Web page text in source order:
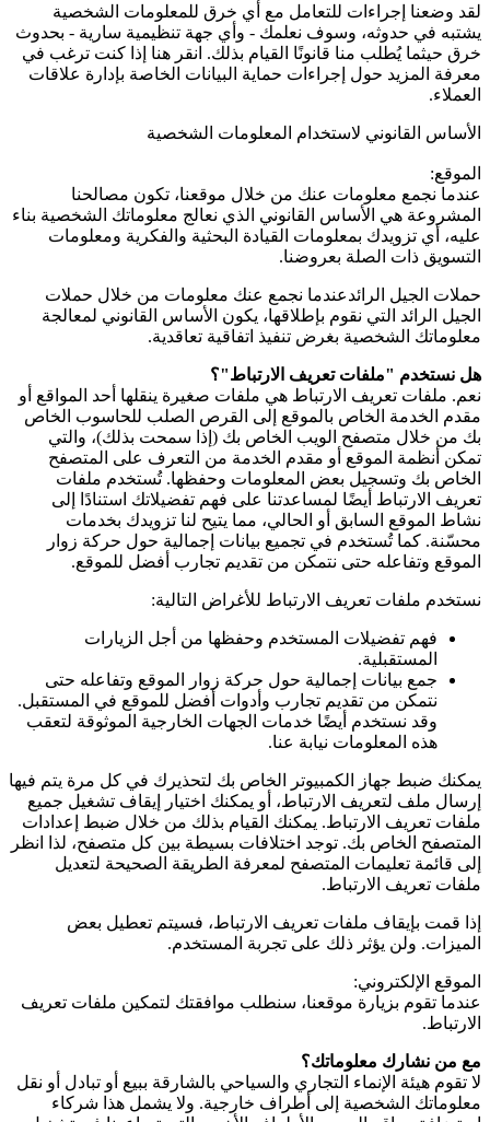
لقد وضعنا إجراءات للتعامل مع أي خرق للمعلومات الشخصية
يشتبه في حدوثه، وسوف نعلمك - وأي جهة تنظيمية سارية - بحدوث
خرق حيثما يُطلب منا قانونًا القيام بذلك. انقر هنا إذا كنت ترغب في
معرفة المزيد حول إجراءات حماية البيانات الخاصة بإدارة علاقات
العملاء.
الأساس القانوني لاستخدام المعلومات الشخصية
الموقع:
عندما نجمع معلومات عنك من خلال موقعنا، تكون مصالحنا
المشروعة هي الأساس القانوني الذي نعالج معلوماتك الشخصية بناء
عليه، أي تزويدك بمعلومات القيادة البحثية والفكرية ومعلومات
التسويق ذات الصلة بعروضنا.
حملات الجيل الرائدعندما نجمع عنك معلومات من خلال حملات
الجيل الرائد التي نقوم بإطلاقها، يكون الأساس القانوني لمعالجة
معلوماتك الشخصية بغرض تنفيذ اتفاقية تعاقدية.
هل نستخدم "ملفات تعريف الارتباط"؟
نعم. ملفات تعريف الارتباط هي ملفات صغيرة ينقلها أحد المواقع أو
مقدم الخدمة الخاص بالموقع إلى القرص الصلب للحاسوب الخاص
بك من خلال متصفح الويب الخاص بك (إذا سمحت بذلك)، والتي
تمكن أنظمة الموقع أو مقدم الخدمة من التعرف على المتصفح
الخاص بك وتسجيل بعض المعلومات وحفظها. تُستخدم ملفات
تعريف الارتباط أيضًا لمساعدتنا على فهم تفضيلاتك استنادًا إلى
نشاط الموقع السابق أو الحالي، مما يتيح لنا تزويدك بخدمات
محسّنة. كما تُستخدم في تجميع بيانات إجمالية حول حركة زوار
الموقع وتفاعله حتى نتمكن من تقديم تجارب أفضل للموقع.
نستخدم ملفات تعريف الارتباط للأغراض التالية:
فهم تفضيلات المستخدم وحفظها من أجل الزيارات
المستقبلية.
جمع بيانات إجمالية حول حركة زوار الموقع وتفاعله حتى
نتمكن من تقديم تجارب وأدوات أفضل للموقع في المستقبل.
وقد نستخدم أيضًا خدمات الجهات الخارجية الموثوقة لتعقب
هذه المعلومات نيابة عنا.
يمكنك ضبط جهاز الكمبيوتر الخاص بك لتحذيرك في كل مرة يتم فيها
إرسال ملف لتعريف الارتباط، أو يمكنك اختيار إيقاف تشغيل جميع
ملفات تعريف الارتباط. يمكنك القيام بذلك من خلال ضبط إعدادات
المتصفح الخاص بك. توجد اختلافات بسيطة بين كل متصفح، لذا انظر
إلى قائمة تعليمات المتصفح لمعرفة الطريقة الصحيحة لتعديل
ملفات تعريف الارتباط.
إذا قمت بإيقاف ملفات تعريف الارتباط، فسيتم تعطيل بعض
الميزات. ولن يؤثر ذلك على تجربة المستخدم.
الموقع الإلكتروني:
عندما تقوم بزيارة موقعنا، سنطلب موافقتك لتمكين ملفات تعريف
الارتباط.
مع من نشارك معلوماتك؟
لا تقوم هيئة الإنماء التجاري والسياحي بالشارقة ببيع أو تبادل أو نقل
معلوماتك الشخصية إلى أطراف خارجية. ولا يشمل هذا شركاء